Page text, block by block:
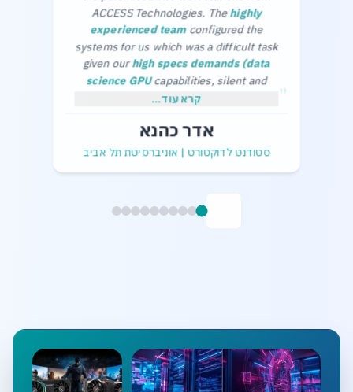
ACCESS Technologies. Thehighly
experienced teamconfigured the
systems for us which was a difficult task
given ourhigh specs demands (data
science GPUcapabilities, silent and
cool in the office) and limited budget.
without any problems.
Thanks a lot,
" קרא עוד...
אדר כהנא
סטודנט לדוקטורט | אוניברסיטת תל אביב